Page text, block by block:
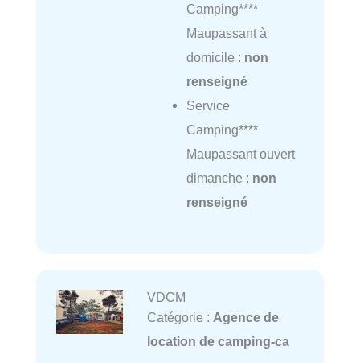
Camping****
Maupassant à
domicile : non
renseigné
Service
Camping****
Maupassant ouvert
dimanche : non
renseigné
VDCM
Catégorie : Agence de
location de camping-ca